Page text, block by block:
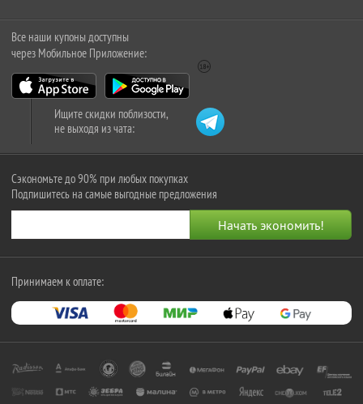
Все наши купоны доступны
через Мобильное Приложение:
Ищите скидки поблизости,
не выходя из чата:
Сэкономьте до 90% при любых покупках
Подпишитесь на самые выгодные предложения
Принимаем к оплате: